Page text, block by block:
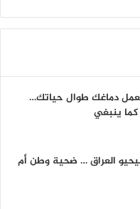
دماغك طوال حياتك…
ينبغي
العراق … ضحية وطن أم